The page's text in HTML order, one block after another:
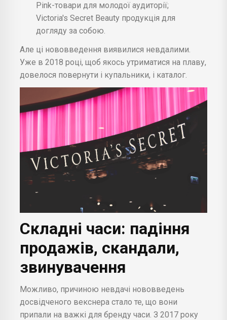
Pink-товари для молодої аудиторії;
Victoria's Secret Beauty продукція для
догляду за собою.
Але ці нововведення виявилися невдалими.
Уже в 2018 році, щоб якось утриматися на плаву,
довелося повернути і купальники, і каталог.
Складні часи: падіння
продажів, скандали,
звинувачення
Можливо, причиною невдачі нововведень
досвідченого векснера стало те, що вони
припали на важкі для бренду часи. З 2017 року